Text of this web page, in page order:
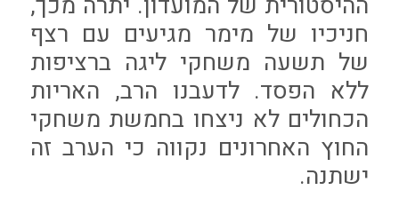
חניכיו של מימר מגיעים עם רצף
של תשעה משחקי ליגה ברציפות
ללא הפסד. לדעבנו הרב, האריות
הכחולים לא ניצחו בחמשת משחקי
החוץ האחרונים נקווה כי הערב זה
ישתנה.